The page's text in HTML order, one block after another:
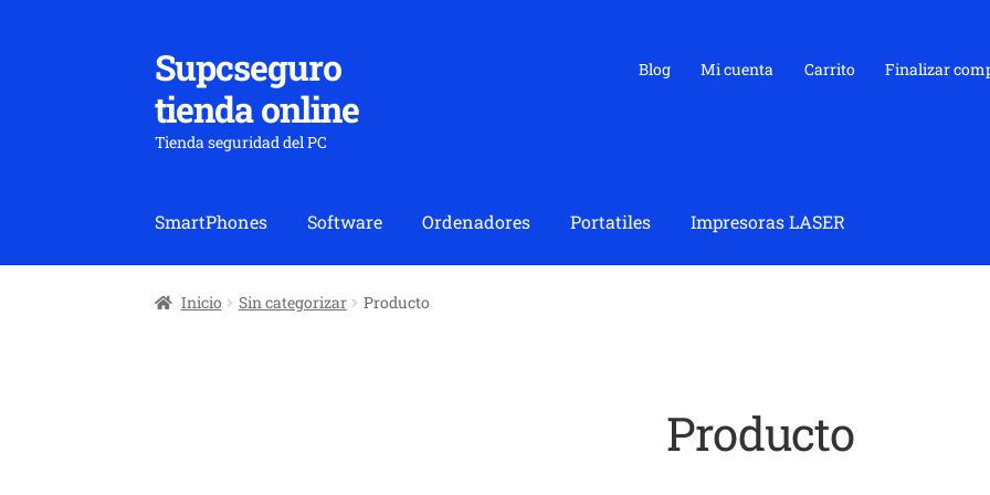
Ir
a
la
navegación
Ir
al
contenido
Supcseguro
tienda online
Tienda seguridad del PC
Blog Mi cuenta Carrito Finalizar
SmartPhones Software Ordenadores Portatiles Impresoras LASER
Inicio Sin categorizar Producto
Producto